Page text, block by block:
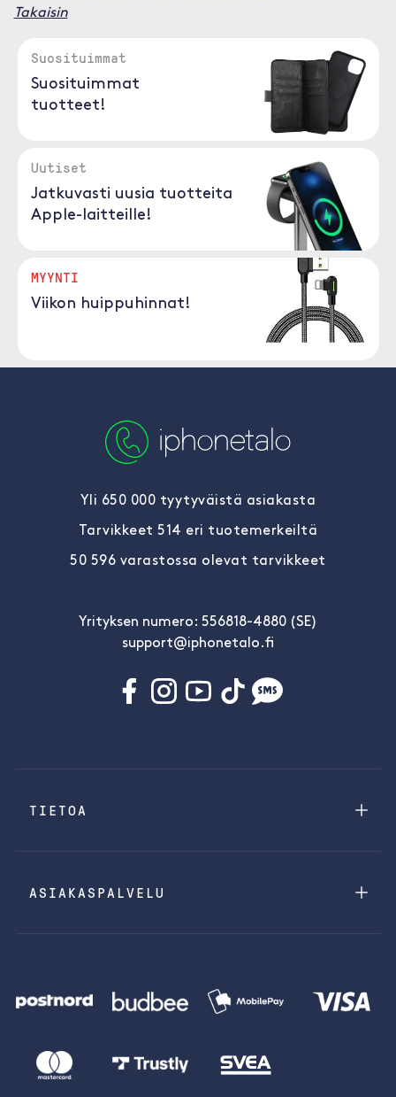
Takaisin
Suosituimmat
Suosituimmat
tuotteet!
Uutiset
Jatkuvasti uusia tuotteita
Apple-laitteille!
MYYNTI
Viikon huippuhinnat!
Yli 650 000 tyytyväistä asiakasta
Tarvikkeet 514 eri tuotemerkeiltä
50 596 varastossa olevat tarvikkeet
Yrityksen numero: 556818-4880 (SE)
support@iphonetalo.fi
TIETOA
ASIAKASPALVELU